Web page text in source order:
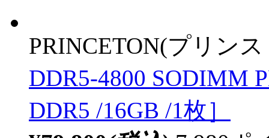
PRINCETON(プリン
DDR5-4800 SODIMM
DDR5 /16GB /1枚］